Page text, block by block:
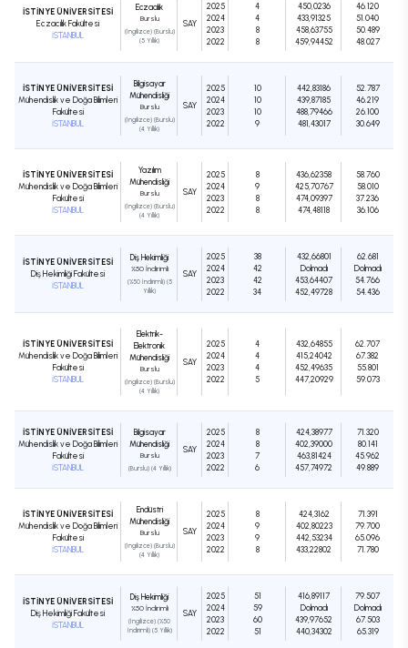
İSTİNYE ÜNİVERSİTESİ
Eczacılık Fakültesi
İSTANBUL
Eczacılık
Burslu
(İngilizce) (Burslu)
(5 Yıllık)
SAY
2025
2024
2023
2022
4
4
8
8
450,0236
433,91325
458,63755
459,94452
46.120
51.040
50.489
48.027
İSTİNYE ÜNİVERSİTESİ
Mühendislik ve Doğa Bilimleri
Fakültesi
İSTANBUL
Bilgisayar
Mühendisliği
Burslu
(İngilizce) (Burslu)
(4 Yıllık)
SAY
2025
2024
2023
2022
10
10
10
9
442,83186
439,87185
488,79466
481,43017
52.787
46.219
26.100
30.649
İSTİNYE ÜNİVERSİTESİ
Mühendislik ve Doğa Bilimleri
Fakültesi
İSTANBUL
Yazılım
Mühendisliği
Burslu
(İngilizce) (Burslu)
(4 Yıllık)
SAY
2025
2024
2023
2022
8
9
8
8
436,62358
425,70767
474,09397
474,48118
58.760
58.010
37.236
36.106
İSTİNYE ÜNİVERSİTESİ
Diş Hekimliği Fakültesi
İSTANBUL
Diş Hekimliği
%50 İndirimli
(%50 İndirimli) (5
Yıllık)
SAY
2025
2024
2023
2022
38
42
42
34
432,66801
Dolmadı
453,64407
452,49728
62.681
Dolmadı
54.766
54.436
İSTİNYE ÜNİVERSİTESİ
Mühendislik ve Doğa Bilimleri
Fakültesi
İSTANBUL
Elektrik-
Elektronik
Mühendisliği
Burslu
(İngilizce) (Burslu)
(4 Yıllık)
SAY
2025
2024
2023
2022
4
4
4
5
432,64855
415,24042
452,49635
447,20929
62.707
67.382
55.801
59.073
İSTİNYE ÜNİVERSİTESİ
Mühendislik ve Doğa Bilimleri
Fakültesi
İSTANBUL
Bilgisayar
Mühendisliği
Burslu
(Burslu) (4 Yıllık)
SAY
2025
2024
2023
2022
8
8
7
6
424,38977
402,39000
463,81424
457,74972
71.320
80.141
45.962
49.889
İSTİNYE ÜNİVERSİTESİ
Mühendislik ve Doğa Bilimleri
Fakültesi
İSTANBUL
Endüstri
Mühendisliği
Burslu
(İngilizce) (Burslu)
(4 Yıllık)
SAY
2025
2024
2023
2022
8
9
9
8
424,3162
402,80223
442,53234
433,22802
71.391
79.700
65.096
71.780
İSTİNYE ÜNİVERSİTESİ
Diş Hekimliği Fakültesi
İSTANBUL
Diş Hekimliği
%50 İndirimli
(İngilizce) (%50
İndirimli) (5 Yıllık)
SAY
2025
2024
2023
2022
51
59
60
51
416,89117
Dolmadı
439,97652
440,34302
79.507
Dolmadı
67.503
65.319